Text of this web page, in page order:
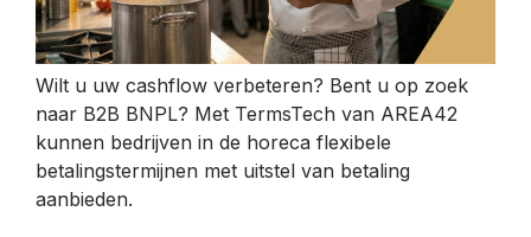
Wilt u uw cashflow verbeteren? Bent u op zoek
naar B2B BNPL? Met TermsTech van AREA42
kunnen bedrijven in de horeca flexibele
betalingstermijnen met uitstel van betaling
aanbieden.